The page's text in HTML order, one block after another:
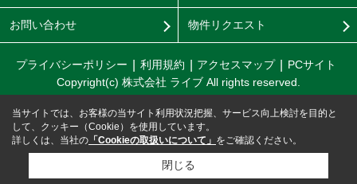
お問い合わせ 物件リクエスト
プライバシーポリシー 利用規約 アクセスマップ
PCサイト
Copyright(c) 株式会社 ライブ All rights reserved.
当サイトでは、お客様の当サイト利用状況把握、サービス向上検討を目的と
して、クッキー（Cookie）を使用しています。
詳しくは、当社の 「Cookieの取扱いについて」 をご確認ください。
閉じる